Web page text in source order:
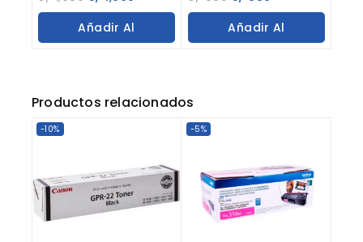
out
of
Añadir Al
out
of
Añadir Al
Productos relacionados
-10% -5%